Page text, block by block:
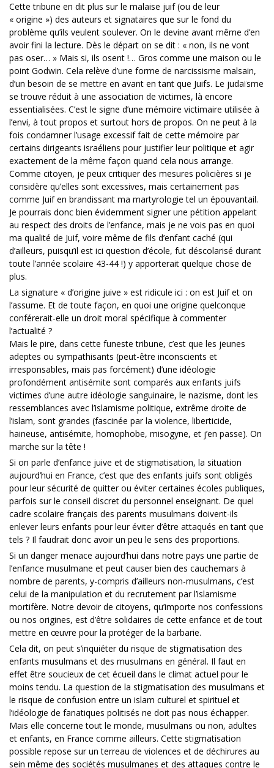
Cette tribune en dit plus sur le malaise juif (ou de leur
« origine ») des auteurs et signataires que sur le fond du
problème qu’ils veulent soulever. On le devine avant même d’en
avoir fini la lecture. Dès le départ on se dit : « non, ils ne vont
pas oser… » Mais si, ils osent !… Gros comme une maison ou le
point Godwin. Cela relève d’une forme de narcissisme malsain,
d’un besoin de se mettre en avant en tant que Juifs. Le judaïsme
se trouve réduit à une association de victimes, là encore
essentialisées. C’est le signe d’une mémoire victimaire utilisée à
l’envi, à tout propos et surtout hors de propos. On ne peut à la
fois condamner l’usage excessif fait de cette mémoire par
certains dirigeants israéliens pour justifier leur politique et agir
exactement de la même façon quand cela nous arrange.
Comme citoyen, je peux critiquer des mesures policières si je
considère qu’elles sont excessives, mais certainement pas
comme Juif en brandissant ma martyrologie tel un épouvantail.
Je pourrais donc bien évidemment signer une pétition appelant
au respect des droits de l’enfance, mais je ne vois pas en quoi
ma qualité de Juif, voire même de fils d’enfant caché (qui
d’ailleurs, puisqu’il est ici question d’école, fut déscolarisé durant
toute l’année scolaire 43-44 !) y apporterait quelque chose de
plus.
La signature « d’origine juive » est ridicule ici : on est Juif et on
l’assume. Et de toute façon, en quoi une origine quelconque
conférerait-elle un droit moral spécifique à commenter
l’actualité ?
Mais le pire, dans cette funeste tribune, c’est que les jeunes
adeptes ou sympathisants (peut-être inconscients et
irresponsables, mais pas forcément) d’une idéologie
profondément antisémite sont comparés aux enfants juifs
victimes d’une autre idéologie sanguinaire, le nazisme, dont les
ressemblances avec l’islamisme politique, extrême droite de
l’islam, sont grandes (fascinée par la violence, liberticide,
haineuse, antisémite, homophobe, misogyne, et j’en passe). On
marche sur la tête !
Si on parle d’enfance juive et de stigmatisation, la situation
aujourd’hui en France, c’est que des enfants juifs sont obligés
pour leur sécurité de quitter ou éviter certaines écoles publiques,
parfois sur le conseil discret du personnel enseignant. De quel
cadre scolaire français des parents musulmans doivent-ils
enlever leurs enfants pour leur éviter d’être attaqués en tant que
tels ? Il faudrait donc avoir un peu le sens des proportions.
Si un danger menace aujourd’hui dans notre pays une partie de
l’enfance musulmane et peut causer bien des cauchemars à
nombre de parents, y-compris d’ailleurs non-musulmans, c’est
celui de la manipulation et du recrutement par l’islamisme
mortifère. Notre devoir de citoyens, qu’importe nos confessions
ou nos origines, est d’être solidaires de cette enfance et de tout
mettre en œuvre pour la protéger de la barbarie.
Cela dit, on peut s’inquiéter du risque de stigmatisation des
enfants musulmans et des musulmans en général. Il faut en
effet être soucieux de cet écueil dans le climat actuel pour le
moins tendu. La question de la stigmatisation des musulmans et
le risque de confusion entre un islam culturel et spirituel et
l’idéologie de fanatiques politisés ne doit pas nous échapper.
Mais elle concerne tout le monde, musulmans ou non, adultes
et enfants, en France comme ailleurs. Cette stigmatisation
possible repose sur un terreau de violences et de déchirures au
sein même des sociétés musulmanes et des attaques contre le